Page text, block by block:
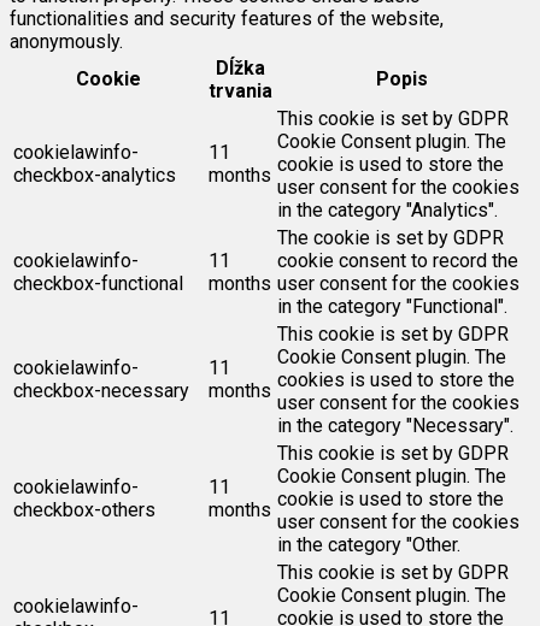
functionalities and security features of the website,
anonymously.
Cookie
Dĺžka
trvania
Popis
cookielawinfo-
checkbox-analytics
11
months
This cookie is set by GDPR
Cookie Consent plugin. The
cookie is used to store the
user consent for the cookies
in the category "Analytics".
cookielawinfo-
checkbox-functional
11
months
The cookie is set by GDPR
cookie consent to record the
user consent for the cookies
in the category "Functional".
cookielawinfo-
checkbox-necessary
11
months
This cookie is set by GDPR
Cookie Consent plugin. The
cookies is used to store the
user consent for the cookies
in the category "Necessary".
cookielawinfo-
checkbox-others
11
months
This cookie is set by GDPR
Cookie Consent plugin. The
cookie is used to store the
user consent for the cookies
in the category "Other.
cookielawinfo-
11
This cookie is set by GDPR
Cookie Consent plugin. The
cookie is used to store the